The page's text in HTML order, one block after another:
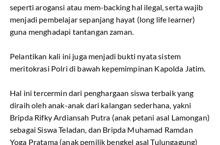
seperti arogansi atau mem-backing hal ilegal, serta wajib
menjadi pembelajar sepanjang hayat (long life learner)
guna menghadapi tantangan zaman.
​Pelantikan kali ini juga menjadi bukti nyata sistem
meritokrasi Polri di bawah kepemimpinan Kapolda Jatim.
Hal ini tercermin dari penghargaan siswa terbaik yang
diraih oleh anak-anak dari kalangan sederhana, yakni
Bripda Rifky Ardiansah Putra (anak petani asal Lamongan)
sebagai Siswa Teladan, dan Bripda Muhamad Ramdan
Yoga Pratama (anak pemilik bengkel asal Tulungagung)